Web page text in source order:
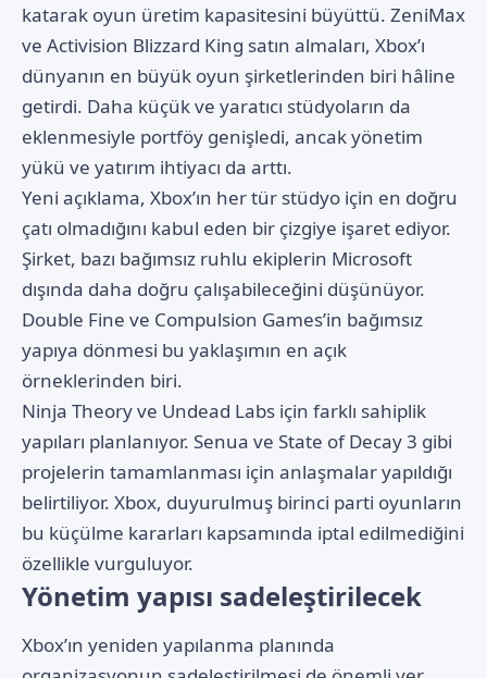
katarak oyun üretim kapasitesini büyüttü. ZeniMax
ve Activision Blizzard King satın almaları, Xbox’ı
dünyanın en büyük oyun şirketlerinden biri hâline
getirdi. Daha küçük ve yaratıcı stüdyoların da
eklenmesiyle portföy genişledi, ancak yönetim
yükü ve yatırım ihtiyacı da arttı.
Yeni açıklama, Xbox’ın her tür stüdyo için en doğru
çatı olmadığını kabul eden bir çizgiye işaret ediyor.
Şirket, bazı bağımsız ruhlu ekiplerin Microsoft
dışında daha doğru çalışabileceğini düşünüyor.
Double Fine ve Compulsion Games’in bağımsız
yapıya dönmesi bu yaklaşımın en açık
örneklerinden biri.
Ninja Theory ve Undead Labs için farklı sahiplik
yapıları planlanıyor. Senua ve State of Decay 3 gibi
projelerin tamamlanması için anlaşmalar yapıldığı
belirtiliyor. Xbox, duyurulmuş birinci parti oyunların
bu küçülme kararları kapsamında iptal edilmediğini
özellikle vurguluyor.
Yönetim yapısı sadeleştirilecek
Xbox’ın yeniden yapılanma planında